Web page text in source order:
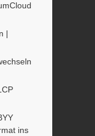
|
ins